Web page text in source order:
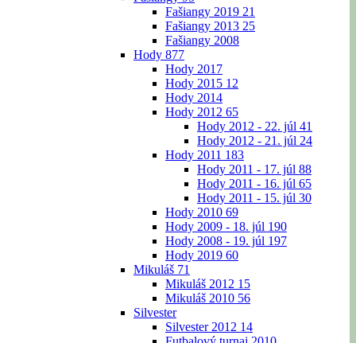
Fašiangy 2019 21
Fašiangy 2013 25
Fašiangy 2008
Hody 877
Hody 2017
Hody 2015 12
Hody 2014
Hody 2012 65
Hody 2012 - 22. júl 41
Hody 2012 - 21. júl 24
Hody 2011 183
Hody 2011 - 17. júl 88
Hody 2011 - 16. júl 65
Hody 2011 - 15. júl 30
Hody 2010 69
Hody 2009 - 18. júl 190
Hody 2008 - 19. júl 197
Hody 2019 60
Mikuláš 71
Mikuláš 2012 15
Mikuláš 2010 56
Silvester
Silvester 2012 14